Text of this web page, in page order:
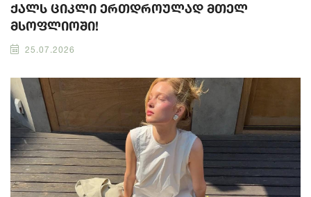
ქალს ციკლი ერთდროულად მთელ
მსოფლიოში!
25.07.2026